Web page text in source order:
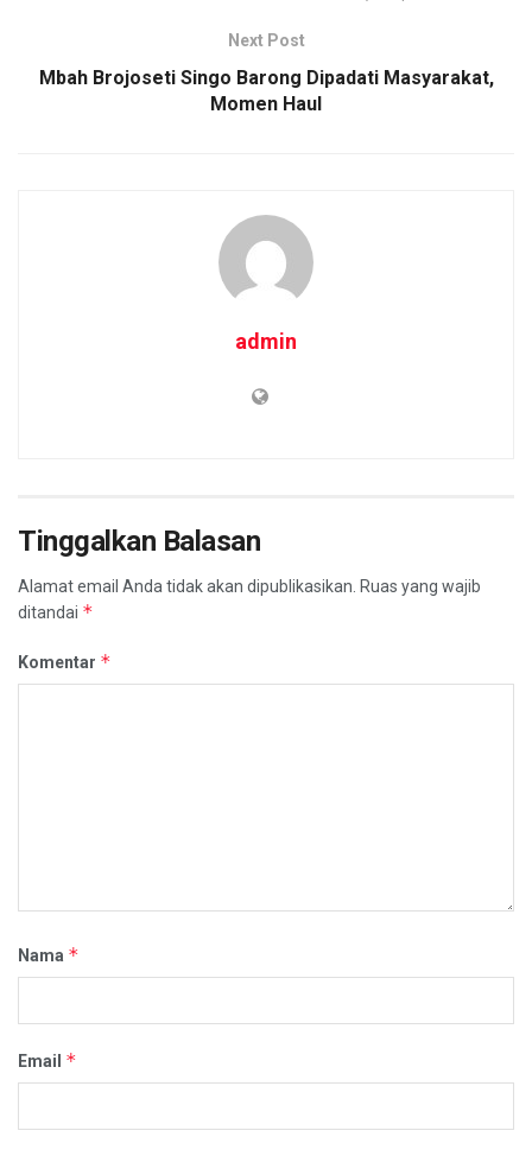
Next Post
Mbah Brojoseti Singo Barong Dipadati Masyarakat,
Momen Haul
admin
Tinggalkan Balasan
Alamat email Anda tidak akan dipublikasikan. Ruas yang wajib
ditandai *
Komentar *
Nama *
Email *